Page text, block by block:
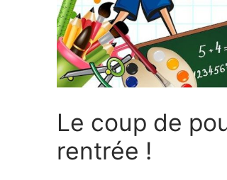
Le coup de
rentrée !